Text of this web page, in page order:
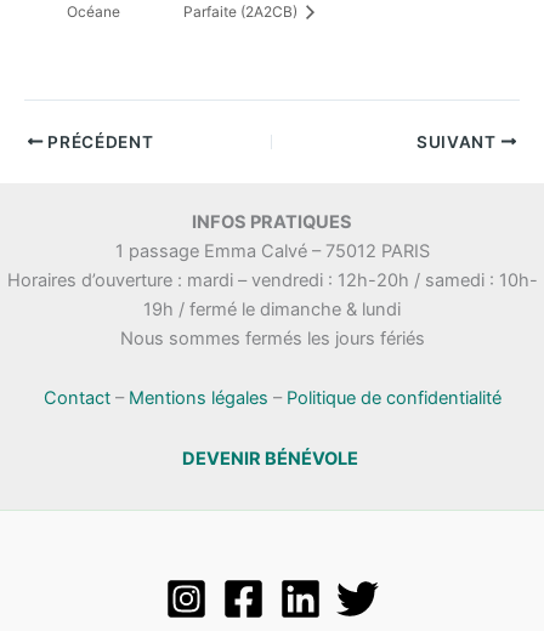
Océane
Parfaite (2A2CB)
PRÉCÉDENT SUIVANT
INFOS PRATIQUES
1 passage Emma Calvé – 75012 PARIS
Horaires d’ouverture : mardi – vendredi : 12h-20h / samedi : 10h-
19h / fermé le dimanche & lundi
Nous sommes fermés les jours fériés
Contact– Mentions légales – Politique de confidentialité
DEVENIR BÉNÉVOLE